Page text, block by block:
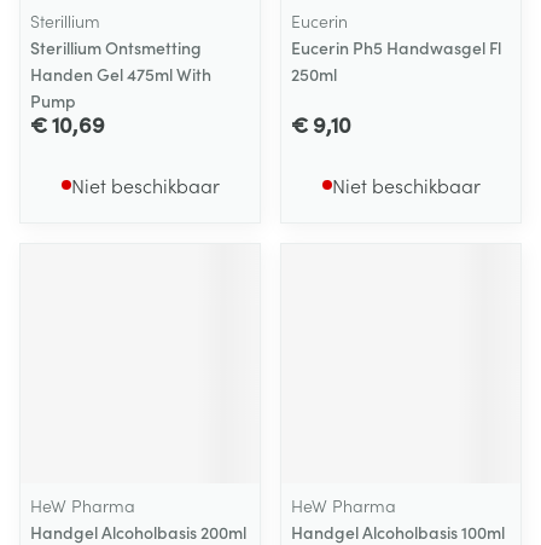
Sterillium
Sterillium Ontsmetting
Handen Gel 475ml With
Pump
€ 10,69
Niet beschikbaar
Eucerin
Eucerin Ph5 Handwasgel Fl
250ml
€ 9,10
Niet beschikbaar
HeW Pharma
Handgel Alcoholbasis 200ml
HeW Pharma
Handgel Alcoholbasis 100ml